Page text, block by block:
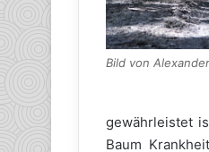
Bild von
gewährleistet
Baum